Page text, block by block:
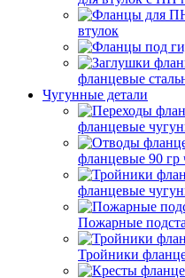
втулок
фланцевые
Чугунные детали
фланцевые
фланцевые 90 гр
фланцевые
Пожарные
Тройники